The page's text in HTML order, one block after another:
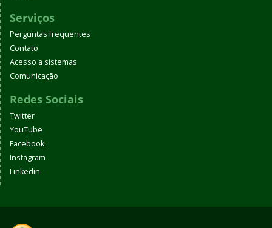
Serviços
Perguntas frequentes
Contato
Acesso a sistemas
Comunicação
Redes Sociais
Twitter
YouTube
Facebook
Instagram
Linkedin